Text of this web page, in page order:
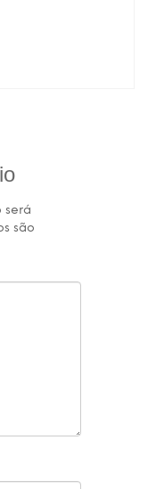
será
são